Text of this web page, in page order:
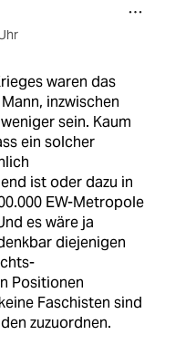
waren das
inzwischen
sein. Kaum
ein solcher
ist oder dazu in
EW-Metropole
es wäre ja
diejenigen
Positionen
Faschisten sind
zuzuordnen.